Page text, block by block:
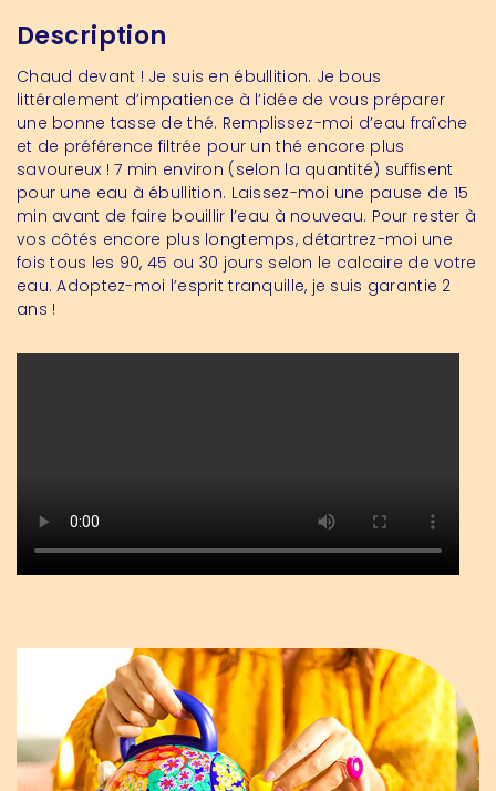
Description
Chaud devant ! Je suis en ébullition. Je bous
littéralement d’impatience à l’idée de vous préparer
une bonne tasse de thé. Remplissez-moi d’eau fraîche
et de préférence filtrée pour un thé encore plus
savoureux ! 7 min environ ( selon la quantité) suffisent
pour une eau à ébullition. Laissez-moi une pause de 15
min avant de faire bouillir l’eau à nouveau. Pour rester à
vos côtés encore plus longtemps, détartrez-moi une
fois tous les 90, 45 ou 30 jours selon le calcaire de votre
eau. Adoptez-moi l’esprit tranquille, je suis garantie 2
ans !